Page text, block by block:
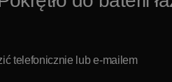
telefonicznie lub e-mailem